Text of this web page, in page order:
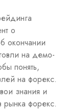
о
окончании
на демо-
понять,
на форекс.
знания и
рынка форекс.